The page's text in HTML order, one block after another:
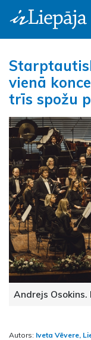
vienā
trīs spožu
Andrejs Osokins.
Autors: Iveta Vēvere,